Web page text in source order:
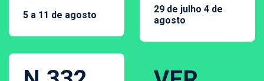
5 a 11 de agosto
29 de julho 4 de
agosto